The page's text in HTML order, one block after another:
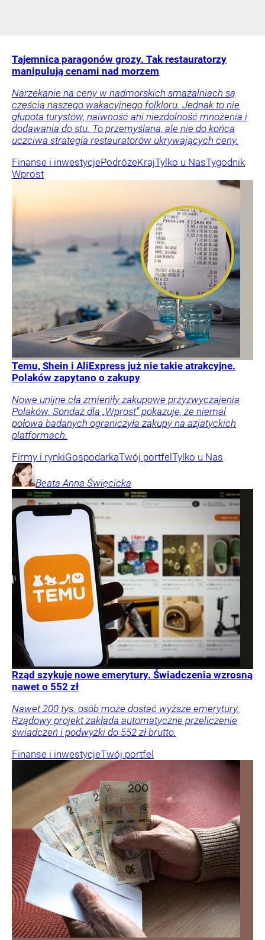
Tajemnica paragonów grozy. Tak restauratorzy
manipulują cenami nad morzem
Narzekanie na ceny w nadmorskich smażalniach są
częścią naszego wakacyjnego folkloru. Jednak to nie
głupota turystów, naiwność ani niezdolność mnożenia i
dodawania do stu. To przemyślana, ale nie do końca
uczciwa strategia restauratorów ukrywających ceny.
Finanse i inwestycjePodróżeKrajTylko u NasTygodnik
Wprost
Temu, Shein i AliExpress już nie takie atrakcyjne.
Polaków zapytano o zakupy
Nowe unijne cła zmieniły zakupowe przyzwyczajenia
Polaków. Sondaż dla „Wprost” pokazuje, że niemal
połowa badanych ograniczyła zakupy na azjatyckich
platformach.
Firmy i rynkiGospodarkaTwój portfelTylko u Nas
Beata Anna Święcicka
Rząd szykuje nowe emerytury. Świadczenia wzrosną
nawet o 552 zł
Nawet 200 tys. osób może dostać wyższe emerytury.
Rządowy projekt zakłada automatyczne przeliczenie
świadczeń i podwyżki do 552 zł brutto.
Finanse i inwestycjeTwój portfel